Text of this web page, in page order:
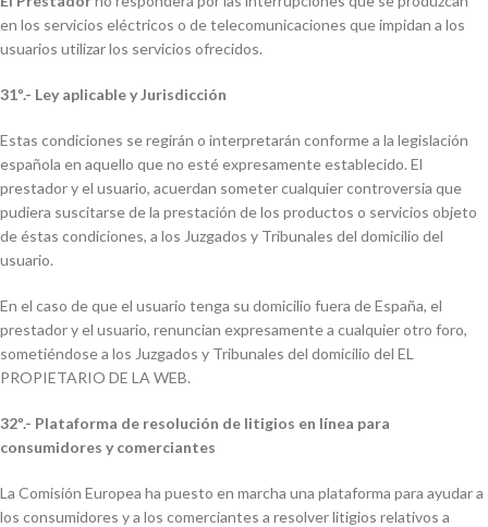
en los servicios eléctricos o de telecomunicaciones que impidan a los
usuarios utilizar los servicios ofrecidos.
31º.- Ley aplicable y Jurisdicción
Estas condiciones se regirán o interpretarán conforme a la legislación
española en aquello que no esté expresamente establecido. El
prestador y el usuario, acuerdan someter cualquier controversia que
pudiera suscitarse de la prestación de los productos o servicios objeto
de éstas condiciones, a los Juzgados y Tribunales del domicilio del
usuario.
En el caso de que el usuario tenga su domicilio fuera de España, el
prestador y el usuario, renuncian expresamente a cualquier otro foro,
sometiéndose a los Juzgados y Tribunales del domicilio del EL
PROPIETARIO DE LA WEB.
32º.- Plataforma de resolución de litigios en línea para
consumidores y comerciantes
La Comisión Europea ha puesto en marcha una plataforma para ayudar a
los consumidores y a los comerciantes a resolver litigios relativos a